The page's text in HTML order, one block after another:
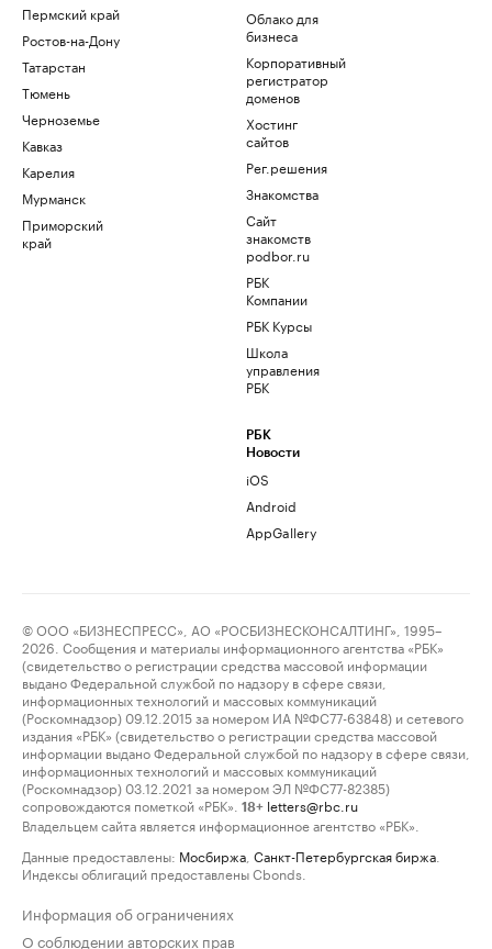
Пермский край
Ростов-на-Дону
Татарстан
Тюмень
Черноземье
Кавказ
Карелия
Мурманск
Приморский
край
Облако для
бизнеса
Корпоративный
регистратор
доменов
Хостинг
сайтов
Рег.решения
Знакомства
Сайт
знакомств
podbor.ru
РБК
Компании
РБК Курсы
Школа
управления
РБК
РБК
Новости
iOS
Android
AppGallery
© ООО «БИЗНЕСПРЕСС», АО «РОСБИЗНЕСКОНСАЛТИНГ», 1995–
2026. Сообщения и материалы информационного агентства «РБК»
(свидетельство о регистрации средства массовой информации
выдано Федеральной службой по надзору в сфере связи,
информационных технологий и массовых коммуникаций
(Роскомнадзор) 09.12.2015 за номером ИА №ФС77-63848) и сетевого
издания «РБК» (свидетельство о регистрации средства массовой
информации выдано Федеральной службой по надзору в сфере связи,
информационных технологий и массовых коммуникаций
(Роскомнадзор) 03.12.2021 за номером ЭЛ №ФС77-82385)
сопровождаются пометкой «РБК».
18+ letters@rbc.ru
Владельцем сайта является информационное агентство «РБК».
Данные предоставлены: Мосбиржа Санкт-Петербургская биржа
Индексы облигаций предоставлены Cbonds.
Информация об ограничениях
О соблюдении авторских прав